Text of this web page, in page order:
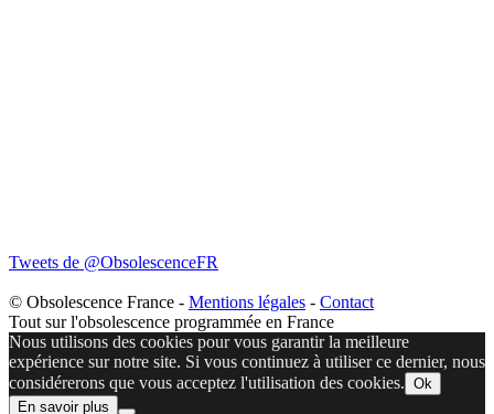
Tweets de @ObsolescenceFR
© Obsolescence France - Mentions légales - Contact
Tout sur l'obsolescence programmée en France
Nous utilisons des cookies pour vous garantir la meilleure
expérience sur notre site. Si vous continuez à utiliser ce dernier, nous
considérerons que vous acceptez l'utilisation des cookies. Ok
En savoir plus